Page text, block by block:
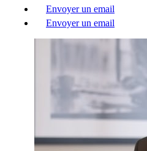
Envoyer un email
Envoyer un email